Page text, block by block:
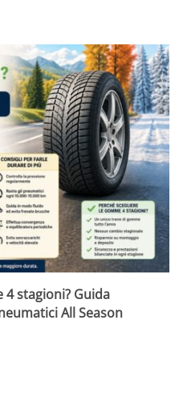
stagioni? Guida
All Season